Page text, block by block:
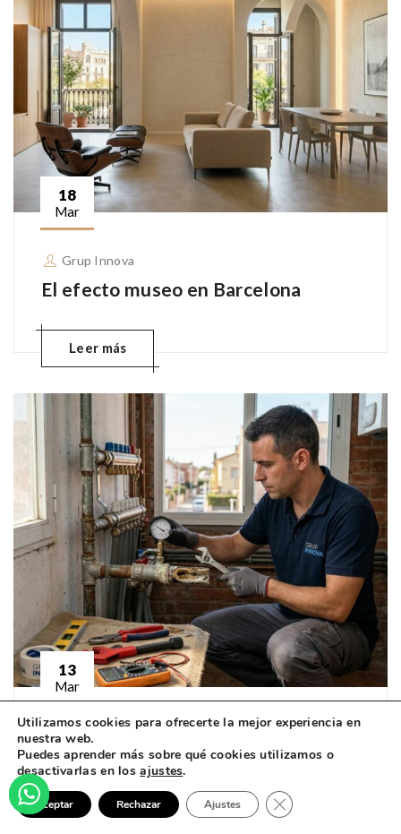
18
Mar
Grup Innova
El efecto museo en Barcelona
Leer más
13
Mar
Grup Innova
¿Poca presión de agua o tuberías
lentas?
Utilizamos cookies para ofrecerte la mejor experiencia en
nuestra web.
Puedes aprender más sobre qué cookies utilizamos o
desactivarlas en losajustes.
Aceptar Rechazar Ajustes Cerrar El Banner De